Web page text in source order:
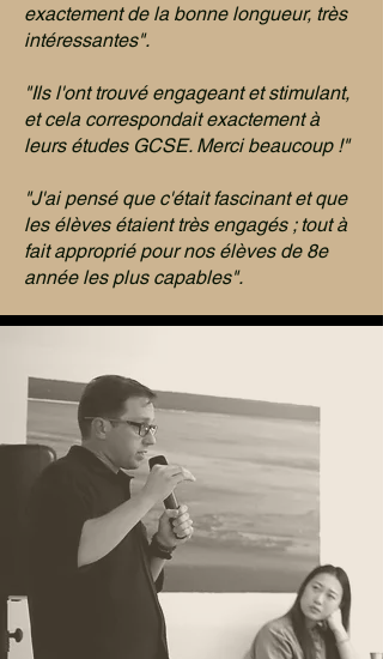
exactement de la bonne longueur, très
intéressantes".
"Ils l'ont trouvé engageant et stimulant,
et cela correspondait exactement à
leurs études GCSE. Merci beaucoup !"
"J'ai pensé que c'était fascinant et que
les élèves étaient très engagés ; tout à
fait approprié pour nos élèves de 8e
année les plus capables".